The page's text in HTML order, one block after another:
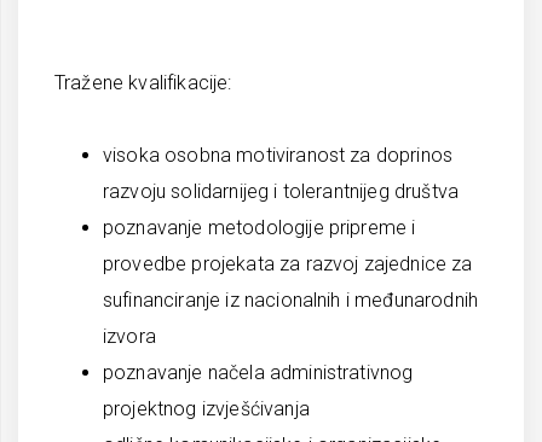
Tražene kvalifikacije:
visoka osobna motiviranost za doprinos
razvoju solidarnijeg i tolerantnijeg društva
poznavanje metodologije pripreme i
provedbe projekata za razvoj zajednice za
sufinanciranje iz nacionalnih i međunarodnih
izvora
poznavanje načela administrativnog
projektnog izvješćivanja